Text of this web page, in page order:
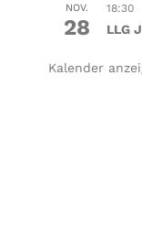
NOV.
28
18:30
LLG
Kalender